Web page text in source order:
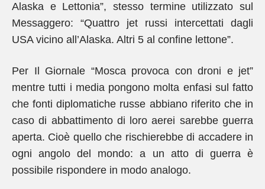
Alaska e Lettonia”, stesso termine utilizzato sul
Messaggero: “Quattro jet russi intercettati dagli
USA vicino all’Alaska. Altri 5 al confine lettone”.
Per Il Giornale “Mosca provoca con droni e jet”
mentre tutti i media pongono molta enfasi sul fatto
che fonti diplomatiche russe abbiano riferito che in
caso di abbattimento di loro aerei sarebbe guerra
aperta. Cioè quello che rischierebbe di accadere in
ogni angolo del mondo: a un atto di guerra è
possibile rispondere in modo analogo.